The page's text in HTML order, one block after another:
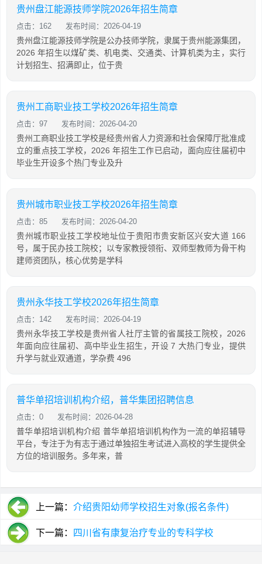
贵州盘江能源技师学院2026年招生简章
点击：162 发布时间：2026-04-19
贵州盘江能源技师学院是公办技师学院，隶属于贵州能源集团，
2026 年招生以煤矿类、机电类、交通类、计算机类为主，实行
计划招生、招满即止，位于贵
贵州工商职业技工学校2026年招生简章
点击：97 发布时间：2026-04-20
贵州工商职业技工学校是经贵州省人力资源和社会保障厅批准成
立的重点技工学校，2026 年招生工作已启动，面向应往届初中
毕业生开设多个热门专业及升
贵州城市职业技工学校2026年招生简章
点击：85 发布时间：2026-04-20
贵州城市职业技工学校地址位于贵阳市贵安新区兴安大道 166
号，属于民办技工院校；以专家教授领衔、双师型教师为骨干构
建师资团队，核心优势是学科
贵州永华技工学校2026年招生简章
点击：142 发布时间：2026-04-19
贵州永华技工学校是贵州省人社厅主管的省属技工院校，2026
年面向应往届初、高中毕业生招生，开设 7 大热门专业，提供
升学与就业双通道，学杂费 496
普华单招培训机构介绍，普华集团招聘信息
点击：0 发布时间：2026-04-28
普华单招培训机构介绍 普华单招培训机构作为一流的单招辅导
平台，专注于为有志于通过单独招生考试进入高校的学生提供全
方位的培训服务。多年来，普
上一篇： 介绍贵阳幼师学校招生对象(报名条件)
下一篇： 四川省有康复治疗专业的专科学校